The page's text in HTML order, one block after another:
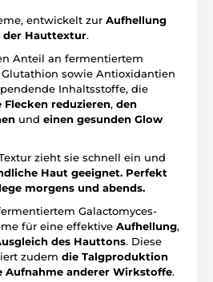
entwickelt zur Aufhellung
der Hauttextur.
Anteil an fermentiertem
sowie Antioxidantien
Inhaltsstoffe, die
Flecken reduzieren, den
und einen gesunden Glow
zieht sie schnell ein und
Haut geeignet. Perfekt
morgens und abends.
Galactomyces-
für eine effektive Aufhellung,
des Hauttons. Diese
zudem die Talgproduktion
Aufnahme anderer Wirkstoffe.